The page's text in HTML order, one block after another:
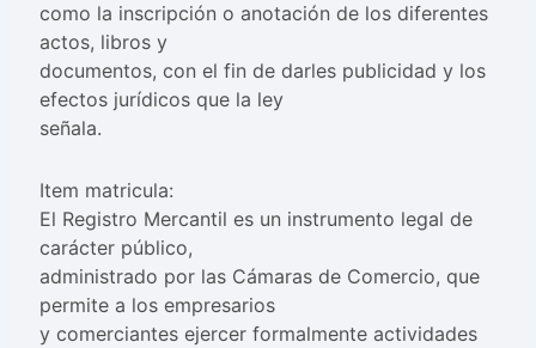
como la inscripción o anotación de los diferentes
actos, libros y
documentos, con el fin de darles publicidad y los
efectos jurídicos que la ley
señala.
Item matricula:
El Registro Mercantil es un instrumento legal de
carácter público,
administrado por las Cámaras de Comercio, que
permite a los empresarios
y comerciantes ejercer formalmente actividades